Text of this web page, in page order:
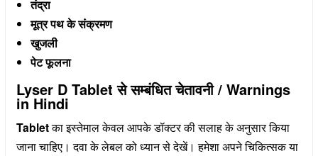
तंद्रा
मूत्र पथ के संक्रमण
खुजली
पेट फूलना
Lyser D Tablet से सम्बंधित चेतावनी / Warnings
in Hindi
Tabletका इस्तेमाल केवल आपके डॉक्टर की सलाह के अनुसार किया
जाना चाहिए। दवा के लेबल को ध्यान से देखें। हमेशा अपने चिकित्सक या